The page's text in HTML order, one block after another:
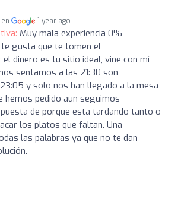
1 year ago
Muy mala experiencia 0%
gusta que te tomen el
el dinero es tu sitio ideal, vine con mí
sentamos a las 21:30 son
y solo nos han llegado a la mesa
hemos pedido aun seguimos
de porque esta tardando tanto o
los platos que faltan. Una
las palabras ya que no te dan